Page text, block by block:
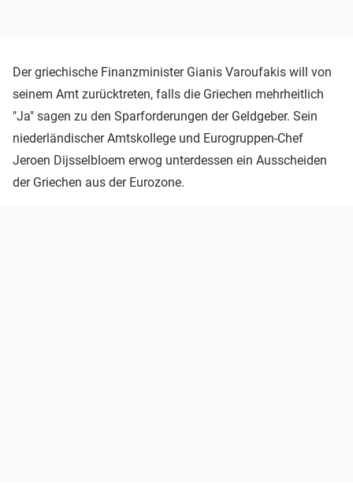
Der griechische Finanzminister Gianis Varoufakis will von
seinem Amt zurücktreten, falls die Griechen mehrheitlich
"Ja" sagen zu den Sparforderungen der Geldgeber. Sein
niederländischer Amtskollege und Eurogruppen-Chef
Jeroen Dijsselbloem erwog unterdessen ein Ausscheiden
der Griechen aus der Eurozone.